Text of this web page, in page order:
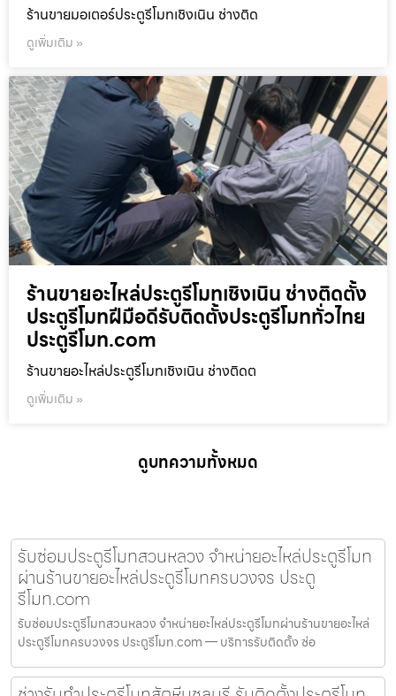
ร้านขายมอเตอร์ประตูรีโมทเชิงเนิน ช่างติด
ดูเพิ่มเติม »
ร้านขายอะไหล่ประตูรีโมทเชิงเนิน ช่างติดตั้ง
ประตูรีโมทฝีมือดีรับติดตั้งประตูรีโมททั่วไทย
ประตูรีโมท.com
ร้านขายอะไหล่ประตูรีโมทเชิงเนิน ช่างติดต
ดูเพิ่มเติม »
ดูบทความทั้งหมด
รับซ่อมประตูรีโมทสวนหลวง จำหน่ายอะไหล่ประตูรีโมท
ผ่านร้านขายอะไหล่ประตูรีโมทครบวงจร ประตู
รีโมท.com
รับซ่อมประตูรีโมทสวนหลวง จำหน่ายอะไหล่ประตูรีโมทผ่านร้านขายอะไหล่
ประตูรีโมทครบวงจร ประตูรีโมท.com — บริการรับติดตั้ง ซ่อ